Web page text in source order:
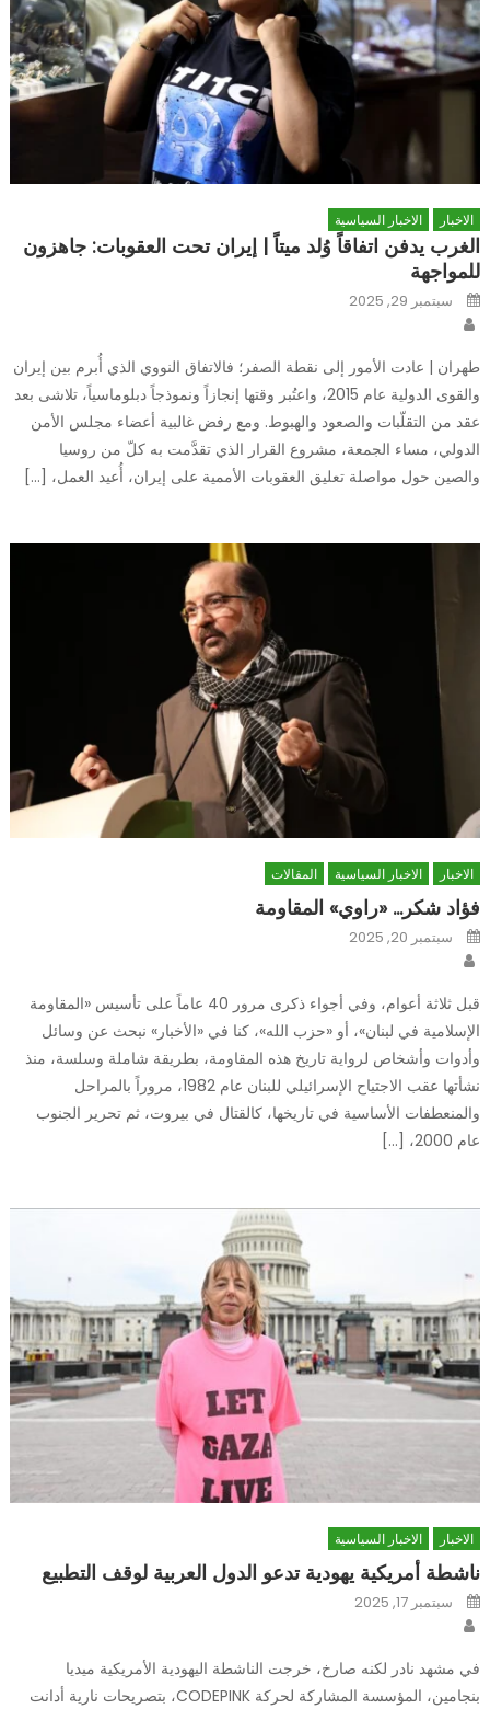
الاخبار الاخبار السياسية
الغرب يدفن اتفاقاً وُلد ميتاً | إيران تحت العقوبات: جاهزون
للمواجهة
Posted
onسبتمبر 29, 2025
طهران | عادت الأمور إلى نقطة الصفر؛ فالاتفاق النووي الذي أُبرم بين إيران
والقوى الدولية عام 2015، واعتُبر وقتها إنجازاً ونموذجاً دبلوماسياً، تلاشى بعد
عقد من التقلّبات والصعود والهبوط. ومع رفض غالبية أعضاء مجلس الأمن
الدولي، مساء الجمعة، مشروع القرار الذي تقدَّمت به كلّ من روسيا
والصين حول مواصلة تعليق العقوبات الأممية على إيران، أُعيد العمل، […]
الاخبار الاخبار السياسية المقالات
فؤاد شكر… «راوي» المقاومة
Posted
onسبتمبر 20, 2025
قبل ثلاثة أعوام، وفي أجواء ذكرى مرور 40 عاماً على تأسيس «المقاومة
الإسلامية في لبنان»، أو «حزب الله»، كنا في «الأخبار» نبحث عن وسائل
وأدوات وأشخاص لرواية تاريخ هذه المقاومة، بطريقة شاملة وسلسة، منذ
نشأتها عقب الاجتياح الإسرائيلي للبنان عام 1982، مروراً بالمراحل
والمنعطفات الأساسية في تاريخها، كالقتال في بيروت، ثم تحرير الجنوب
عام 2000، […]
الاخبار الاخبار السياسية
ناشطة أمريكية يهودية تدعو الدول العربية لوقف التطبيع
Posted
onسبتمبر 17, 2025
في مشهد نادر لكنه صارخ، خرجت الناشطة اليهودية الأمريكية ميديا
بنجامين، المؤسسة المشاركة لحركة CODEPINK، بتصريحات نارية أدانت